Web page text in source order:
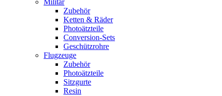
Militär
Zubehör
Ketten & Räder
Photoätzteile
Conversion-Sets
Geschützrohre
Flugzeuge
Zubehör
Photoätzteile
Sitzgurte
Resin